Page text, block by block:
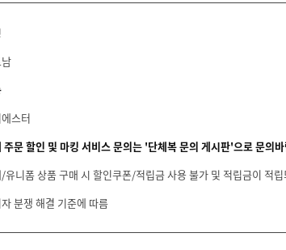
스터
주문 할인 및 마킹 서비스 문의는 '단체복 문의 게시판'으로 문의
유니폼 상품 구매 시 할인쿠폰/적립금 사용 불가 및 적립금이 적
분쟁 해결 기준에 따름